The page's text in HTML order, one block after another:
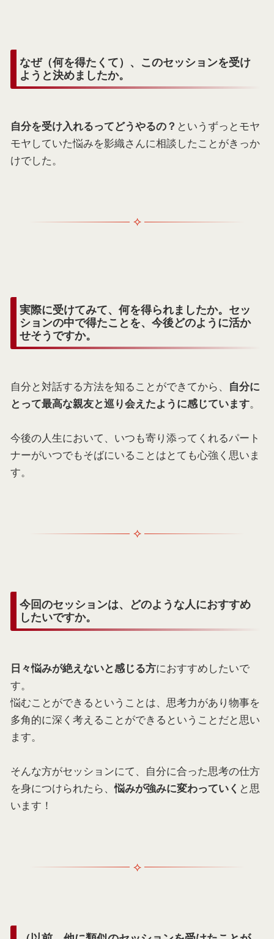
なぜ（何を得たくて）、このセッションを受け
ようと決めましたか。
自分を受け入れるってどうやるの？ というずっとモヤ
モヤしていた悩みを影織さんに相談したことがきっか
けでした。
実際に受けてみて、何を得られましたか。セッ
ションの中で得たことを、今後どのように活か
せそうですか。
自分と対話する方法を知ることができてから、
自分に
とって最高な親友と巡り会えたように感じています。
今後の人生において、いつも寄り添ってくれるパート
ナーがいつでもそばにいることはとても心強く思いま
す。
今回のセッションは、どのような人におすすめ
したいですか。
日々悩みが絶えないと感じる方におすすめしたいで
す。
悩むことができるということは、思考力があり物事を
多角的に深く考えることができるということだと思い
ます。
そんな方がセッションにて、自分に合った思考の仕方
を身につけられたら、悩みが強みに変わっていく と思
います！